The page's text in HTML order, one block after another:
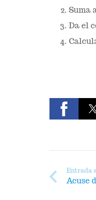
Suma
Da el
Entrada
Acuse